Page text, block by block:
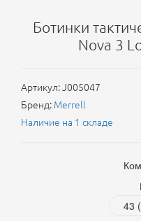
Ботинки
Nova 3
Артикул:J005047
Бренд: Merrell
Наличие на 1 складе